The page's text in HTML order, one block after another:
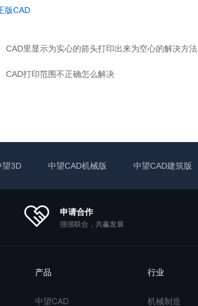
版CAD
CAD里显示为实心的箭头打印出来为空心 的解决方法
CAD打印范围不正确怎么解决
望3D 中望CAD机械版 中望CAD建筑版
申请合作
强强联合，共赢发展
产品
中望CAD
行业
机械制造